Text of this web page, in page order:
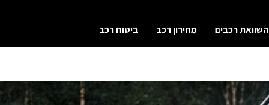
השוואת רכבים מחירון רכב ביטוח רכב